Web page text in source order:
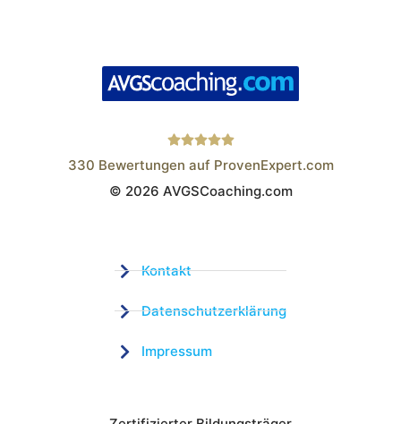
Wistor GmbH
330 Bewertungen auf ProvenExpert.com
© 2026 AVGSCoaching.com
Kontakt
Datenschutzerklärung
Impressum